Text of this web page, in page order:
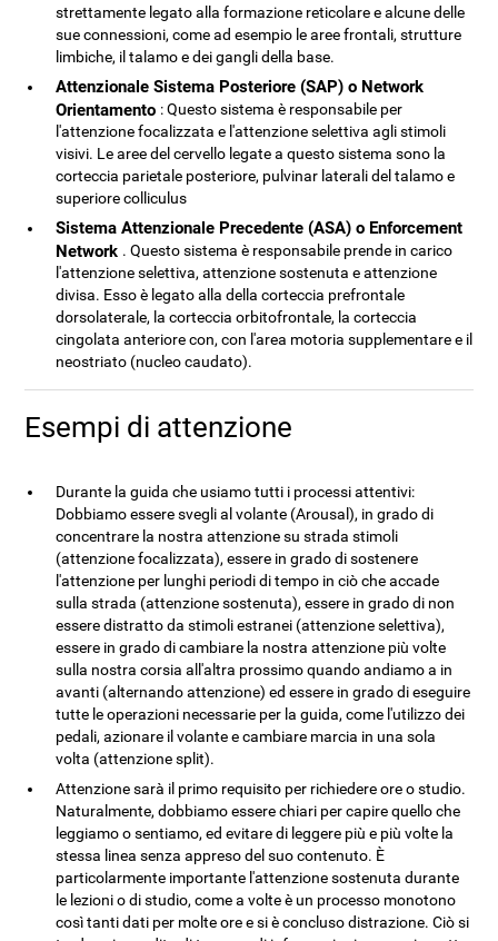
strettamente legato alla formazione reticolare e alcune delle
sue connessioni, come ad esempio le aree frontali, strutture
limbiche, il talamo e dei gangli della base.
Attenzionale Sistema Posteriore (SAP) o Network
Orientamento : Questo sistema è responsabile per
l'attenzione focalizzata e l'attenzione selettiva agli stimoli
visivi. Le aree del cervello legate a questo sistema sono la
corteccia parietale posteriore, pulvinar laterali del talamo e
superiore colliculus
Sistema Attenzionale Precedente (ASA) o Enforcement
Network . Questo sistema è responsabile prende in carico
l'attenzione selettiva, attenzione sostenuta e attenzione
divisa. Esso è legato alla della corteccia prefrontale
dorsolaterale, la corteccia orbitofrontale, la corteccia
cingolata anteriore con, con l'area motoria supplementare e il
neostriato (nucleo caudato).
Esempi di attenzione
Durante la guida che usiamo tutti i processi attentivi:
Dobbiamo essere svegli al volante (Arousal), in grado di
concentrare la nostra attenzione su strada stimoli
(attenzione focalizzata), essere in grado di sostenere
l'attenzione per lunghi periodi di tempo in ciò che accade
sulla strada (attenzione sostenuta), essere in grado di non
essere distratto da stimoli estranei (attenzione selettiva),
essere in grado di cambiare la nostra attenzione più volte
sulla nostra corsia all'altra prossimo quando andiamo a in
avanti (alternando attenzione) ed essere in grado di eseguire
tutte le operazioni necessarie per la guida, come l'utilizzo dei
pedali, azionare il volante e cambiare marcia in una sola
volta (attenzione split).
Attenzione sarà il primo requisito per richiedere ore o studio.
Naturalmente, dobbiamo essere chiari per capire quello che
leggiamo o sentiamo, ed evitare di leggere più e più volte la
stessa linea senza appreso del suo contenuto. È
particolarmente importante l'attenzione sostenuta durante
le lezioni o di studio, come a volte è un processo monotono
così tanti dati per molte ore e si è concluso distrazione. Ciò si